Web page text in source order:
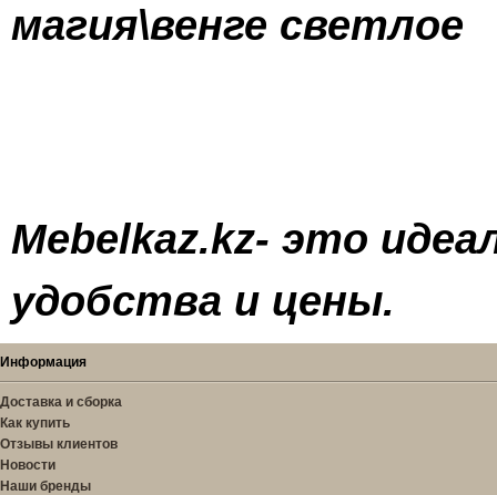
магия\венге
Mebelkaz.kz- это
удобства и цены.
Информация
Доставка и сборка
Как купить
Отзывы клиентов
Новости
Наши бренды